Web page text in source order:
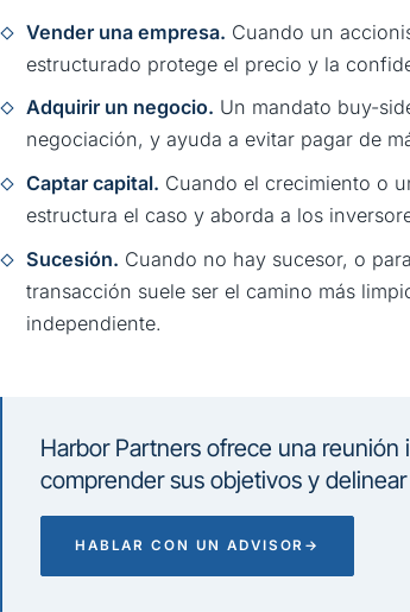
Vender una empresa. Cuando un
estructurado protege el precio y la
Adquirir un negocio. Un mandato buy-
negociación, y ayuda a evitar pagar de
Captar capital. Cuando el crecimiento o
estructura el caso y aborda a los
Sucesión. Cuando no hay sucesor, o
transacción suele ser el camino más
independiente.
Harbor Partners ofrece una
comprender sus objetivos y
HABLAR CON UN ADVISOR →